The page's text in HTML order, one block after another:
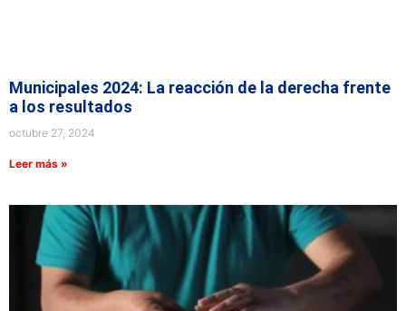
Municipales 2024: La reacción de la derecha frente
a los resultados
octubre 27, 2024
Leer más »